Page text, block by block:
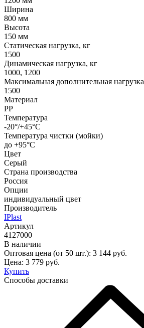
Ширина
800 мм
Высота
150 мм
Статическая нагрузка, кг
1500
Динамическая нагрузка, кг
1000, 1200
Максимальная дополнительная нагрузка
1500
Материал
PP
Температура
-20°/+45°С
Температура чистки (мойки)
до +95°С
Цвет
Серый
Страна производства
Россия
Опции
индивидуальный цвет
Производитель
IPlast
Артикул
4127000
В наличии
Оптовая цена (от 50 шт.): 3 144 руб.
Цена: 3 779 руб.
Купить
Способы доставки